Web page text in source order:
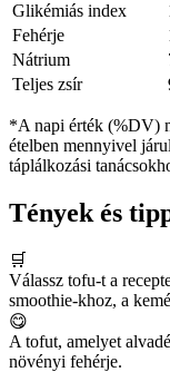
Glikémiás index
Fehérje
Nátrium
Teljes zsír
*A napi érték (%DV)
ételben mennyivel
táplálkozási
Tények és
🛒
Válassz tofu-t a
smoothie-khoz, a
😋
A tofut, amelyet
növényi fehérje.